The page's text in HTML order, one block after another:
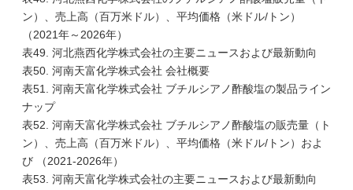
ン）、売上高（百万米ドル）、平均価格（米ドル/トン）
（2021年～2026年）
表49. 河北燕西化学株式会社の主要ニュースおよび最新動向
表50. 河南天富化学株式会社 会社概要
表51. 河南天富化学株式会社 ブチルシアノ酢酸塩の製品ライン
ナップ
表52. 河南天富化学株式会社 ブチルシアノ酢酸塩の販売量（ト
ン）、売上高（百万米ドル）、平均価格（米ドル/トン）およ
び （2021-2026年）
表53. 河南天富化学株式会社の主要ニュースおよび最新動向